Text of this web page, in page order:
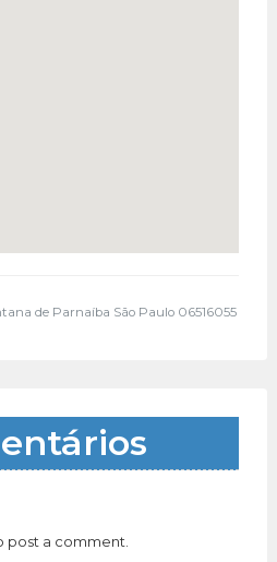
de Parnaíba São Paulo 06516055
post a comment.